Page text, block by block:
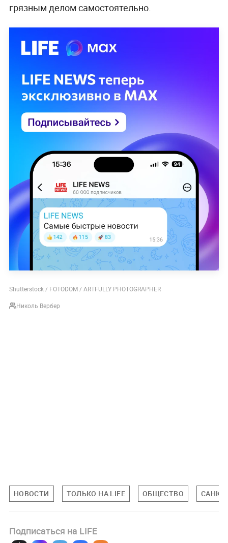
грязным делом самостоятельно.
Shutterstock / FOTODOM / ARTFULLY PHOTOGRAPHER
Николь Вербер
НОВОСТИ ТОЛЬКО НА LIFE ОБЩЕСТВО
Подписаться на LIFE